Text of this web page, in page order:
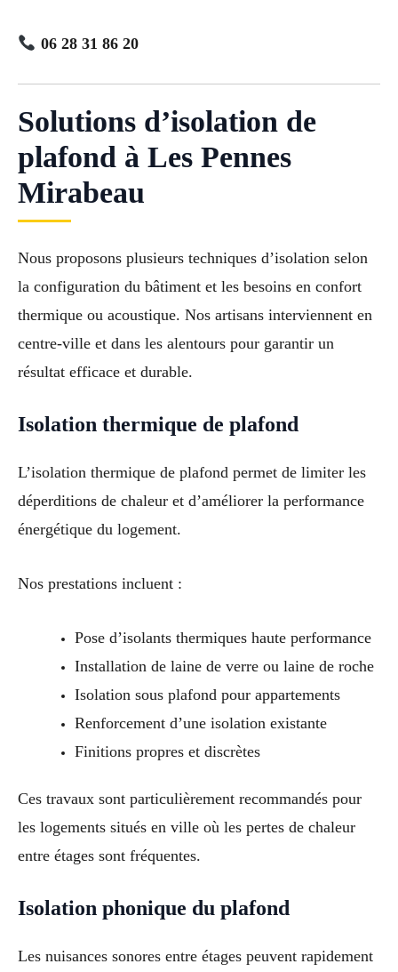
06 28 31 86 20
Solutions d’isolation de
plafond à Les Pennes
Mirabeau
Nous proposons plusieurs techniques d’isolation selon
la configuration du bâtiment et les besoins en confort
thermique ou acoustique. Nos artisans interviennent en
centre-ville et dans les alentours pour garantir un
résultat efficace et durable.
Isolation thermique de plafond
L’isolation thermique de plafond permet de limiter les
déperditions de chaleur et d’améliorer la performance
énergétique du logement.
Nos prestations incluent :
Pose d’isolants thermiques haute performance
Installation de laine de verre ou laine de roche
Isolation sous plafond pour appartements
Renforcement d’une isolation existante
Finitions propres et discrètes
Ces travaux sont particulièrement recommandés pour
les logements situés en ville où les pertes de chaleur
entre étages sont fréquentes.
Isolation phonique du plafond
Les nuisances sonores entre étages peuvent rapidement